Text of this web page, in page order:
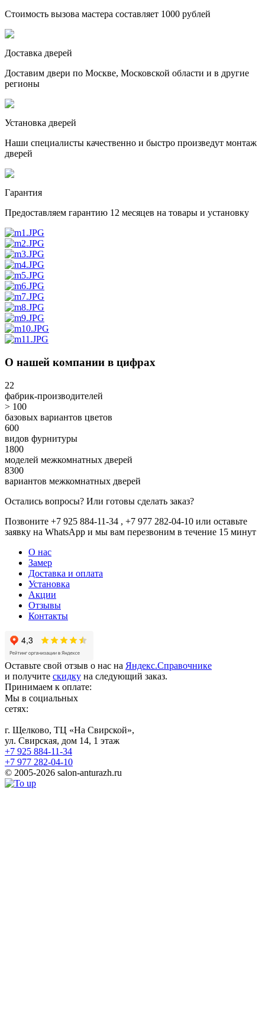
Стоимость вызова мастера составляет 1000 рублей
Доставка дверей
Доставим двери по Москве, Московской области и в другие
регионы
Установка дверей
Наши специалисты качественно и быстро произведут монтаж
дверей
Гарантия
Предоставляем гарантию 12 месяцев на товары и установку
О нашей компании в цифрах
22
фабрик-производителей
> 100
базовых вариантов цветов
600
видов фурнитуры
1800
моделей межкомнатных дверей
8300
вариантов межкомнатных дверей
Остались вопросы? Или готовы сделать заказ?
Позвоните +7 925 884-11-34 , +7 977 282-04-10 или оставьте
заявку на WhatsApp и мы вам перезвоним в течение 15 минут
О нас
Замер
Доставка и оплата
Установка
Акции
Отзывы
Контакты
Оставьте свой отзыв о нас на Яндекс.Справочнике
и получите скидку на следующий заказ.
Принимаем к оплате:
Мы в социальных
сетях:
г. Щелково, ТЦ «На Свирской»,
ул. Свирская, дом 14, 1 этаж
+7 925 884-11-34
+7 977 282-04-10
© 2005-2026 salon-anturazh.ru